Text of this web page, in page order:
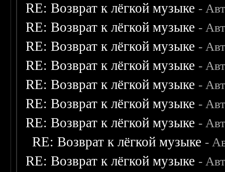
RE: Возврат к лёгкой музыке -
RE: Возврат к лёгкой музыке -
RE: Возврат к лёгкой музыке -
RE: Возврат к лёгкой музыке -
RE: Возврат к лёгкой музыке -
RE: Возврат к лёгкой музыке -
RE: Возврат к лёгкой музыке -
RE: Возврат к лёгкой музыке -
RE: Возврат к лёгкой музыке -